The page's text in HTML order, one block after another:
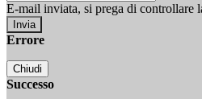
E-mail inviata, si prega di controllare
Errore
Chiudi
Successo